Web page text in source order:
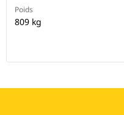
Poids
809 kg